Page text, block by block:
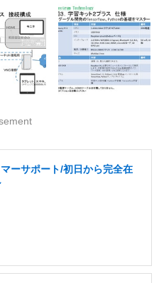
ーサポート/初日から完全在